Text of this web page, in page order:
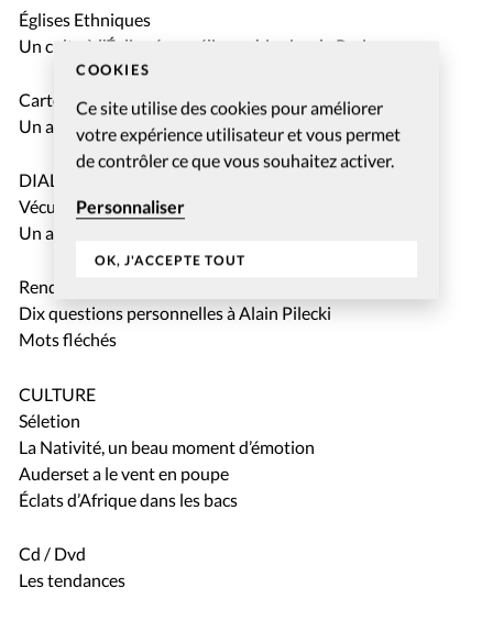
COOKIES
Ce site utilise des cookies pour améliorer
votre expérience utilisateur et vous permet
de contrôler ce que vous souhaitez activer.
Personnaliser
OK, J'ACCEPTE TOUT
Églises Ethniques
Un culte à l’Église évangélique chinoise de Paris
Carte Blanche
Un ange passe
DIALOGUE
Vécu
Un aumônier au coeur des ténèbres nazies
Rendez-vous
Dix questions personnelles à Alain Pilecki
Mots fléchés
CULTURE
Séletion
La Nativité, un beau moment d’émotion
Auderset a le vent en poupe
Éclats d’Afrique dans les bacs
Cd / Dvd
Les tendances